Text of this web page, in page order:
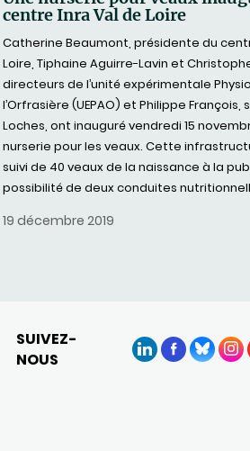
centre Inra Val de Loire
Catherine Beaumont, présidente du
Loire, Tiphaine Aguirre-Lavin et
directeurs de l’unité expérimentale
l’Orfrasière (UEPAO) et Philippe
Loches, ont inauguré vendredi 15
nurserie pour les veaux. Cette
suivi de 40 veaux de la naissance à la
possibilité de deux conduites
19 décembre 2019
SUIVEZ-
NOUS
LinkedInFacebook
BlueSky